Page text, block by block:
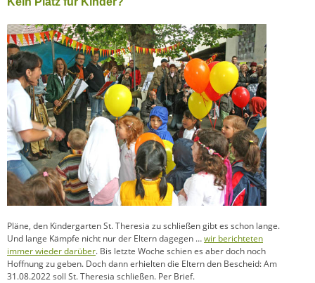
Pläne, den Kindergarten St. Theresia zu schließen gibt es schon lange.
Und lange Kämpfe nicht nur der Eltern dagegen …wir berichteten
immer wieder darüber. Bis letzte Woche schien es aber doch noch
Hoffnung zu geben. Doch dann erhielten die Eltern den Bescheid: Am
31.08.2022 soll St. Theresia schließen. Per Brief.